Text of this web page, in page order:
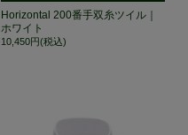
Horizontal 200番手双糸ツイル｜
ホワイト
10,450円(税込)